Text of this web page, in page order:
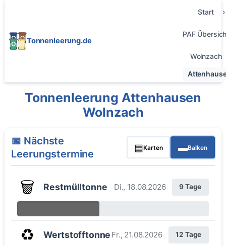
Tonnenleerung.de
Start
PAF
Wolnzach
Tonnenleerung Attenhausen
Wolnzach
📅 Nächste
Leerungstermine
▤Karten ▬Balken
🗑️ Restmülltonne Di., 18.08.2026 9 Tage
♻️ Wertstofftonne Fr., 21.08.2026 12 Tage